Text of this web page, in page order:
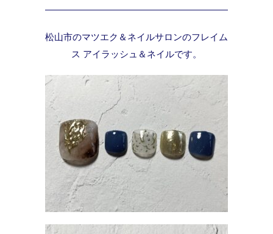
松山市のマツエク＆ネイルサロンのフレイム
ス アイラッシュ＆ネイルです。